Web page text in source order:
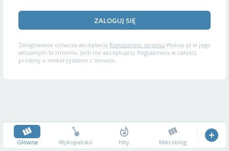
ZALOGUJ SIĘ
Zalogowanie oznacza akceptację Regulaminu serwisu Wykop.pl w jego
aktualnym brzmieniu. Jeśli nie akceptujesz Regulaminu w całości,
prosimy o niekorzystanie z serwisu.
Główna Wykopalisko Hity Mikroblog